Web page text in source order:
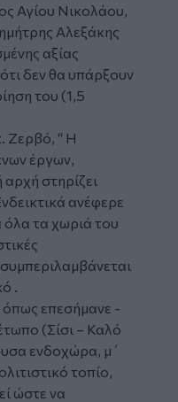
Αγίου Νικολάου,
Αλεξάκης
αξίας
δεν θα υπάρξουν
του (1,5
Ζερβό, “ Η
έργων,
αρχή στηρίζει
ανέφερε
όλα τα χωριά του
.
επεσήμανε -
(Σίσι – Καλό
ενδοχώρα, μ΄
τοπίο,
ώστε να